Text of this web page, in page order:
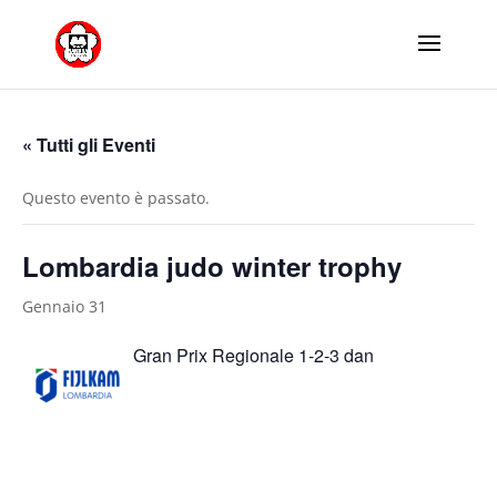
« Tutti gli Eventi
Questo evento è passato.
Lombardia judo winter trophy
Gennaio 31
Gran Prix Regionale 1-2-3 dan